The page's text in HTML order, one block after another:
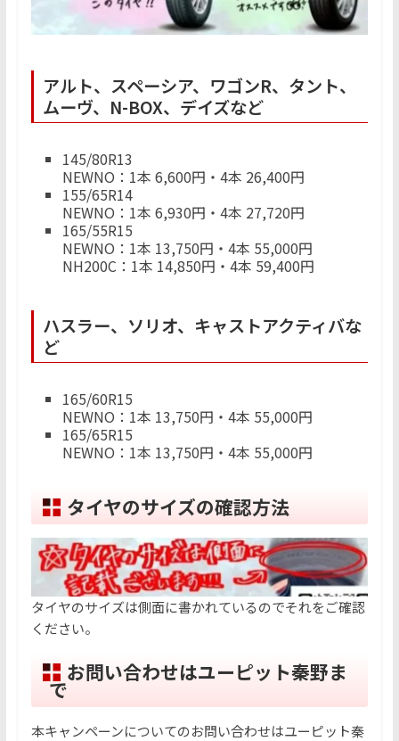
アルト、スペーシア、ワゴンR、タント、
ムーヴ、N-BOX、デイズなど
145/80R13
NEWNO：1本 6,600円・4本 26,400円
155/65R14
NEWNO：1本 6,930円・4本 27,720円
165/55R15
NEWNO：1本 13,750円・4本 55,000円
NH200C：1本 14,850円・4本 59,400円
ハスラー、ソリオ、キャストアクティバな
ど
165/60R15
NEWNO：1本 13,750円・4本 55,000円
165/65R15
NEWNO：1本 13,750円・4本 55,000円
タイヤのサイズの確認方法
タイヤのサイズは側面に書かれているのでそれをご確認
ください。
お問い合わせはユーピット秦野ま
で
本キャンペーンについてのお問い合わせはユーピット秦